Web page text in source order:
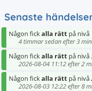
Senaste
Någon fickalla rätt på nivå
4 timmar sedan efter 3
Någon fickalla rätt på nivå
2026-08-04 11:12 efter 2
Någon fickalla rätt på nivå
2026-08-03 12:22 efter 8